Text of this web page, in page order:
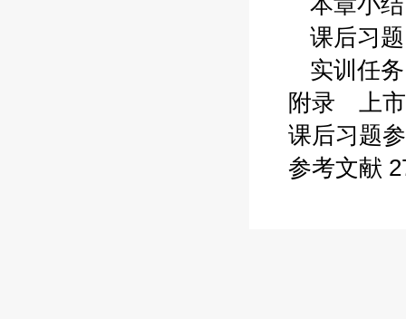
课后习题
实训任务
附录 上市
课后习题
参考文献